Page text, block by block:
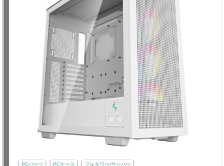
PCパーツ PCケース フルタワー/サーバー